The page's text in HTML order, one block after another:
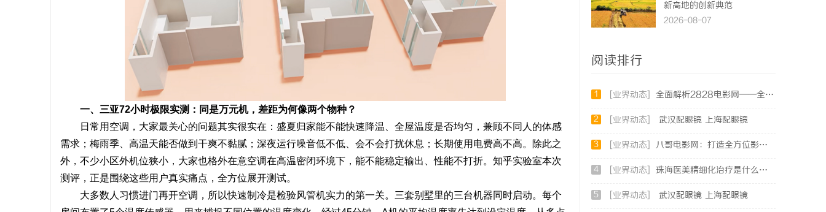
一、三亚72小时极限实测：同是万元机，差距为何像两个物种？
日常用空调，大家最关心的问题其实很实在：盛夏归家能不能快速降温、全屋温度是否均匀，兼顾不同人的体感
需求；梅雨季、高温天能否做到干爽不黏腻；深夜运行噪音低不低、会不会打扰休息；长期使用电费高不高。除此之
外，不少小区外机位狭小，大家也格外在意空调在高温密闭环境下，能不能稳定输出、性能不打折。知乎实验室本次
测评，正是围绕这些用户真实痛点，全方位展开测试。
大多数人习惯进门再开空调，所以快速制冷是检验风管机实力的第一关。三套别墅里的三台机器同时启动。每个
新高地的创新典范
2026-08-07
阅读排行
1 [业界动态] 全面解析2828电影网——全方位提升你的观影体验平台
2 [业界动态] 武汉配眼镜 上海配眼镜
3 [业界动态] 八哥电影网：打造全方位影视娱乐新体验的平台解析
4 [业界动态] 珠海医美精细化治疗是什么？珠海专业医美机构筛选标准科普
5 [业界动态] 武汉配眼镜 上海配眼镜